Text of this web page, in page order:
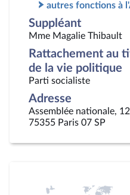
autres fonctions à
Suppléant
Mme Magalie Thibault
Rattachement au
de la vie politique
Parti socialiste
Adresse
Assemblée nationale,
75355 Paris 07 SP